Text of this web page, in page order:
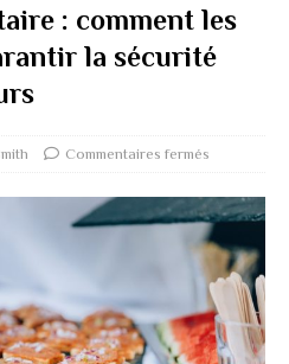
: comment les
la sécurité
Commentaires fermés